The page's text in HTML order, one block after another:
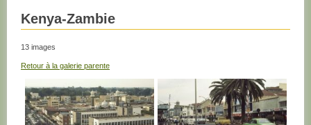
Kenya-Zambie
13 images
Retour à la galerie parente